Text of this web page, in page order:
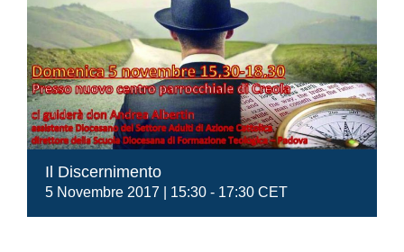
Il Discernimento
5 Novembre 2017 | 15:30 - 17:30 CET